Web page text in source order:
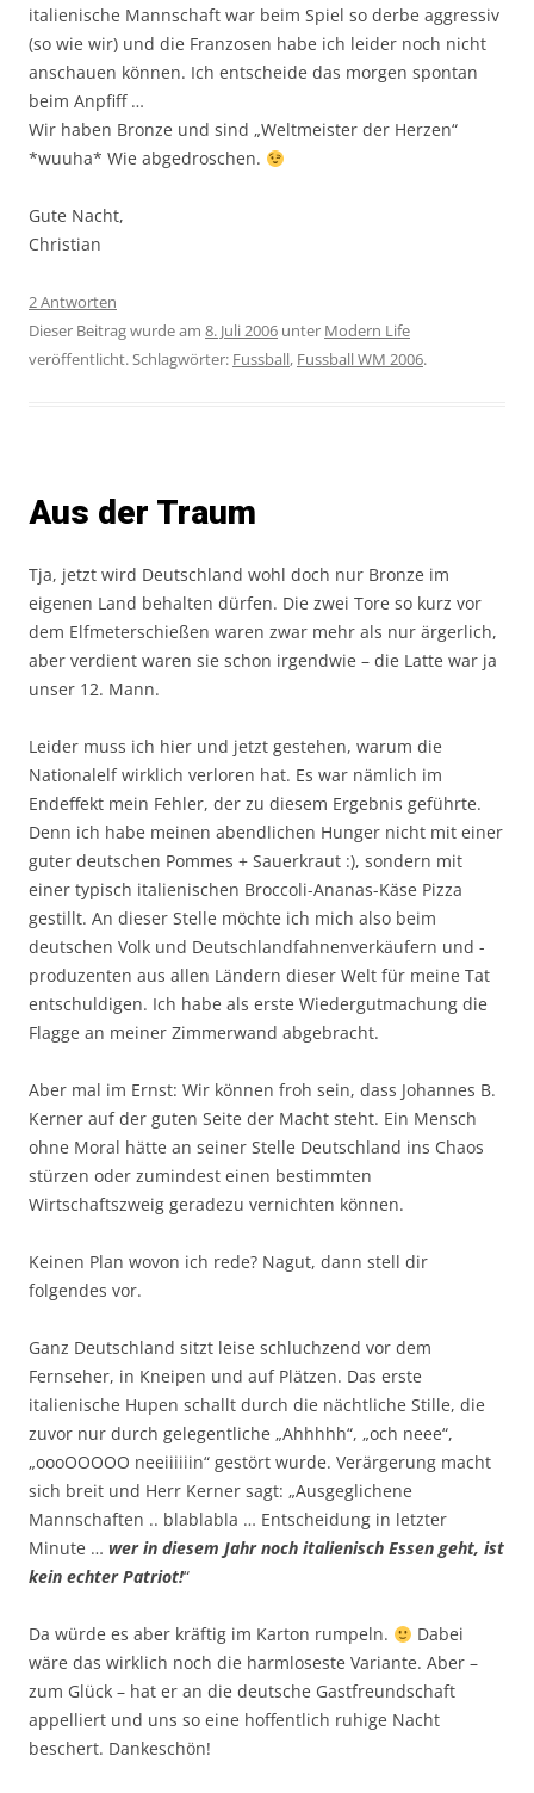
italienische Mannschaft war beim Spiel so derbe aggressiv
(so wie wir) und die Franzosen habe ich leider noch nicht
anschauen können. Ich entscheide das morgen spontan
beim Anpfiff …
Wir haben Bronze und sind „Weltmeister der Herzen“
*wuuha* Wie abgedroschen.
Gute Nacht,
Christian
2 Antworten
Dieser Beitrag wurde am 8. Juli 2006 unter Modern Life
veröffentlicht. Schlagwörter: Fussball, Fussball WM 2006.
Aus der Traum
Tja, jetzt wird Deutschland wohl doch nur Bronze im
eigenen Land behalten dürfen. Die zwei Tore so kurz vor
dem Elfmeterschießen waren zwar mehr als nur ärgerlich,
aber verdient waren sie schon irgendwie – die Latte war ja
unser 12. Mann.
Leider muss ich hier und jetzt gestehen, warum die
Nationalelf wirklich verloren hat. Es war nämlich im
Endeffekt mein Fehler, der zu diesem Ergebnis geführte.
Denn ich habe meinen abendlichen Hunger nicht mit einer
guter deutschen Pommes + Sauerkraut :), sondern mit
einer typisch italienischen Broccoli-Ananas-Käse Pizza
gestillt. An dieser Stelle möchte ich mich also beim
deutschen Volk und Deutschlandfahnenverkäufern und -
produzenten aus allen Ländern dieser Welt für meine Tat
entschuldigen. Ich habe als erste Wiedergutmachung die
Flagge an meiner Zimmerwand abgebracht.
Aber mal im Ernst: Wir können froh sein, dass Johannes B.
Kerner auf der guten Seite der Macht steht. Ein Mensch
ohne Moral hätte an seiner Stelle Deutschland ins Chaos
stürzen oder zumindest einen bestimmten
Wirtschaftszweig geradezu vernichten können.
Keinen Plan wovon ich rede? Nagut, dann stell dir
folgendes vor.
Ganz Deutschland sitzt leise schluchzend vor dem
Fernseher, in Kneipen und auf Plätzen. Das erste
italienische Hupen schallt durch die nächtliche Stille, die
zuvor nur durch gelegentliche „Ahhhhh“, „och neee“,
„oooOOOOO neeiiiiiin“ gestört wurde. Verärgerung macht
sich breit und Herr Kerner sagt: „Ausgeglichene
Mannschaften .. blablabla … Entscheidung in letzter
Minute … wer in diesem Jahr noch italienisch Essen geht, ist
kein echter Patriot!“
Da würde es aber kräftig im Karton rumpeln.
Dabei
wäre das wirklich noch die harmloseste Variante. Aber –
zum Glück – hat er an die deutsche Gastfreundschaft
appelliert und uns so eine hoffentlich ruhige Nacht
beschert. Dankeschön!